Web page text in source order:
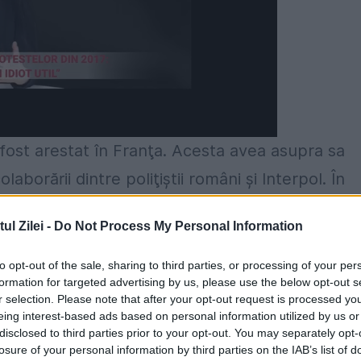
Zilei - Do Not Process My Personal Information
opt-out of the sale, sharing to third parties, or processing of your
for targeted advertising by us, please use the below opt-out
selection. Please note that after your opt-out request is processed
interest-based ads based on personal information utilized by us
to third parties prior to your opt-out. You may separately
of your personal information by third parties on the IAB’s list of
arestat în Franţa. Acesta avea asupra sa
dintre poliţiştii români şi Interpol. În
la un târg de anticariat.
îşi va ispăşi condamnarea de şase ani de
cu un minor, sentinţă definitivă
se afla în Suedia, ţaă în care a primit statutul